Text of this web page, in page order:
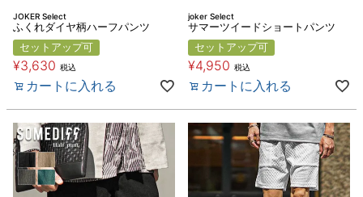
JOKER Select
ふくれダイヤ柄ハーフパンツ
セットアップ可
¥3,630 税込
カートに入れる
joker Select
サマーツイードショートパンツ
セットアップ可
¥4,950 税込
カートに入れる